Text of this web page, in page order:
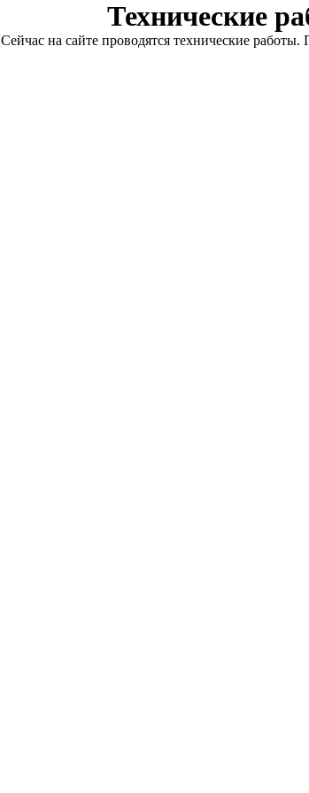
Технические
Сейчас на сайте проводятся технические